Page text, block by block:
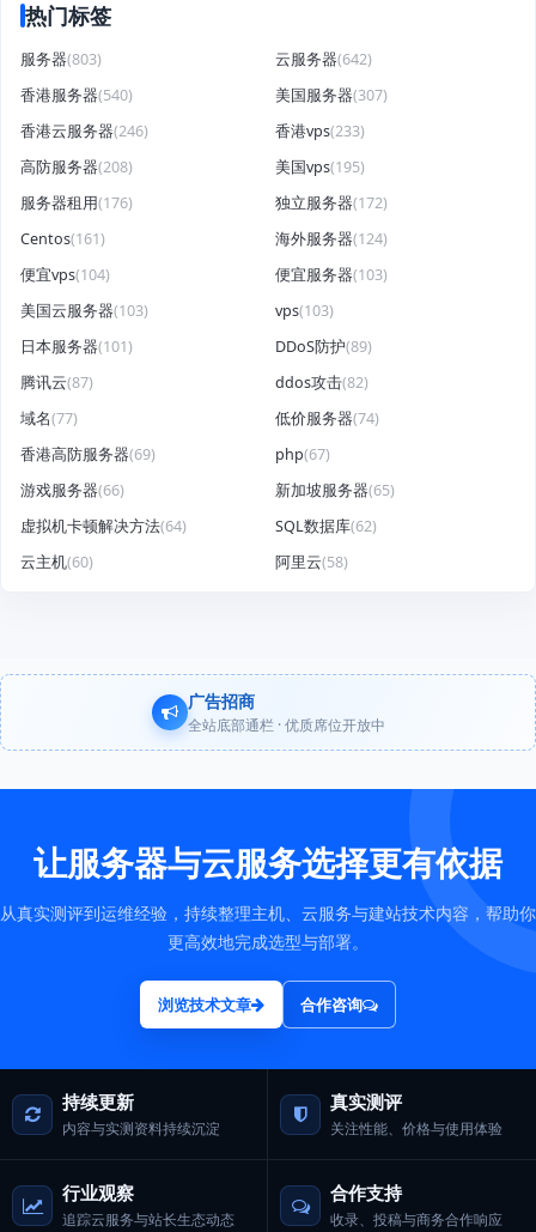
热门标签
服务器(803) 云服务器(642)
香港服务器(540) 美国服务器(307)
香港云服务器(246) 香港vps(233)
高防服务器(208) 美国vps(195)
服务器租用(176) 独立服务器(172)
Centos(161) 海外服务器(124)
便宜vps(104) 便宜服务器(103)
美国云服务器(103) vps(103)
日本服务器(101) DDoS防护(89)
腾讯云(87) ddos攻击(82)
域名(77) 低价服务器(74)
香港高防服务器(69) php(67)
游戏服务器(66) 新加坡服务器(65)
虚拟机卡顿解决方法(64) SQL数据库(62)
云主机(60) 阿里云(58)
广告招商
全站底部通栏 · 优质席位开放中
让服务器与云服务选择更有依据
从真实测评到运维经验，持续整理主机、云服务与建站技术内容，帮助你
更高效地完成选型与部署。
浏览技术文章 合作咨询
持续更新
内容与实测资料持续沉淀
真实测评
关注性能、价格与使用体验
行业观察
追踪云服务与站长生态动态
合作支持
收录、投稿与商务合作响应